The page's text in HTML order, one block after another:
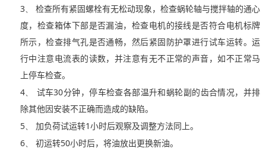
3、
检查所有紧固螺栓有无松动现象，检查蜗轮轴与搅拌轴的通心
度，检查箱体下部是否漏油，检查电机的接线是否符合电机标牌
所示，检查排气孔是否通畅，然后紧固防护罩进行试车运转。运
行中注意电流表的读数，并注意有无不正常的声音，如不正常马
上停车检查。
4、 试车30分钟，停车检查各部温升和 蜗轮副的齿合情况，并排
除其他因安装不正确而造成的缺陷。
5、 加负荷试运转1 小时后观察及调整方法同上。
6、 初运转50小时后，将油放出更换新油。